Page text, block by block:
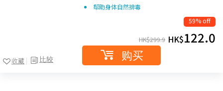
比较
收藏
帮助身体自然排毒
59% off
HK$299.9 HK$122.0
购买